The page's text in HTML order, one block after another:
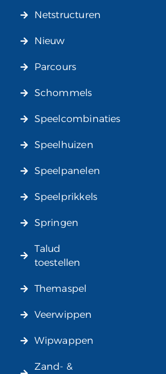
Netstructuren
Nieuw
Parcours
Schommels
Speelcombinaties
Speelhuizen
Speelpanelen
Speelprikkels
Springen
Talud
toestellen
Themaspel
Veerwippen
Wipwappen
Zand- &